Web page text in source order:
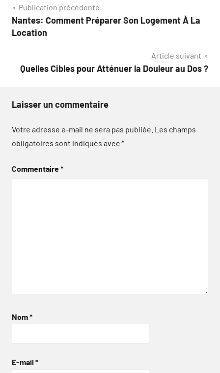
Navigation
de
Publication précédente
Nantes: Comment Préparer Son Logement À La
Location
Article suivant
Quelles Cibles pour Atténuer la Douleur au Dos ?
Laisser un commentaire
Votre adresse e-mail ne sera pas publiée. Les champs
obligatoires sont indiqués avec*
Commentaire*
Nom*
E-mail *